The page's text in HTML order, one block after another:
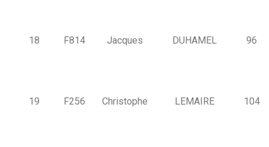
18 F814 Jacques DUHAMEL 96
19 F256 Christophe LEMAIRE 104